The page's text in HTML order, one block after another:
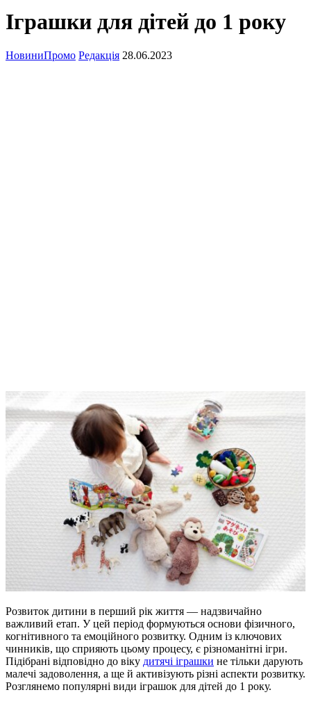
Іграшки для дітей до 1 року
НовиниПромо Редакція 28.06.2023
Розвиток дитини в перший рік життя — надзвичайно
важливий етап. У цей період формуються основи фізичного,
когнітивного та емоційного розвитку. Одним із ключових
чинників, що сприяють цьому процесу, є різноманітні ігри.
Підібрані відповідно до віку дитячі іграшки не тільки дарують
малечі задоволення, а ще й активізують різні аспекти розвитку.
Розглянемо популярні види іграшок для дітей до 1 року.